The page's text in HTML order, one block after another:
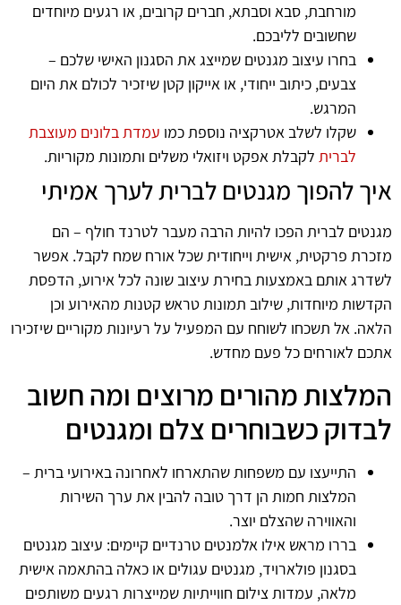
מורחבת, סבא וסבתא, חברים קרובים, או רגעים מיוחדים
שחשובים לליבכם.
בחרו עיצוב מגנטים שמייצג את הסגנון האישי שלכם –
צבעים, כיתוב ייחודי, או אייקון קטן שיזכיר לכולם את היום
המרגש.
שקלו לשלב אטרקציה נוספת כמו עמדת בלונים מעוצבת
לברית לקבלת אפקט ויזואלי משלים ותמונות מקוריות.
איך להפוך מגנטים לברית לערך אמיתי
מגנטים לברית הפכו להיות הרבה מעבר לטרנד חולף – הם
מזכרת פרקטית, אישית וייחודית שכל אורח שמח לקבל. אפשר
לשדרג אותם באמצעות בחירת עיצוב שונה לכל אירוע, הדפסת
הקדשות מיוחדות, שילוב תמונות טראש קטנות מהאירוע וכן
הלאה. אל תשכחו לשוחח עם המפעיל על רעיונות מקוריים שיזכירו
אתכם לאורחים כל פעם מחדש.
המלצות מהורים מרוצים ומה חשוב
לבדוק כשבוחרים צלם ומגנטים
התייעצו עם משפחות שהתארחו לאחרונה באירועי ברית –
המלצות חמות הן דרך טובה להבין את ערך השירות
והאווירה שהצלם יוצר.
בררו מראש אילו אלמנטים טרנדיים קיימים: עיצוב מגנטים
בסגנון פולארויד, מגנטים עגולים או כאלה בהתאמה אישית
מלאה, עמדות צילום חווייתיות שמייצרות רגעים משותפים